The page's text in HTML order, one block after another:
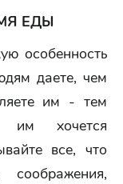
ЕДЫ
особенность
даете, чем
им - тем
хочется
все, что